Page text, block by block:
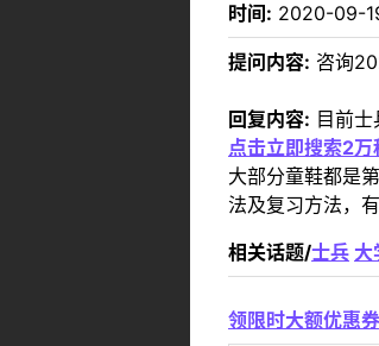
时间: 2020-09-
提问内容: 咨询
回复内容: 目前
点击立即搜索2万
大部分童鞋都是
法及复习方法，
相关话题/士兵 大
领限时大额优惠